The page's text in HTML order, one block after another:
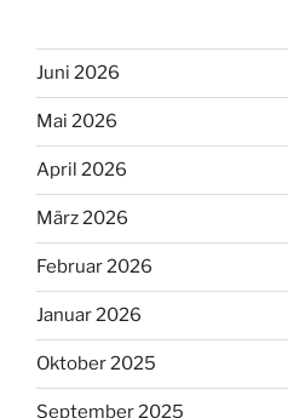
Juni 2026
Mai 2026
April 2026
März 2026
Februar 2026
Januar 2026
Oktober 2025
September 2025